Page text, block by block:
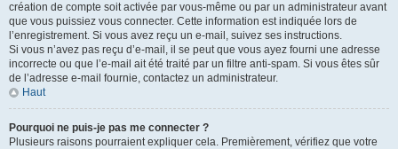
création de compte soit activée par vous-même ou par un administrateur avant
que vous puissiez vous connecter. Cette information est indiquée lors de
l’enregistrement. Si vous avez reçu un e-mail, suivez ses instructions.
Si vous n’avez pas reçu d’e-mail, il se peut que vous ayez fourni une adresse
incorrecte ou que l’e-mail ait été traité par un filtre anti-spam. Si vous êtes sûr
de l’adresse e-mail fournie, contactez un administrateur.
Haut
Pourquoi ne puis-je pas me connecter ?
Plusieurs raisons pourraient expliquer cela. Premièrement, vérifiez que votre